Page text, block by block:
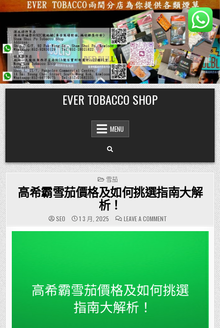
Skip
to
content
EVER TOBACCO SHOP
MENU
POSTED
IN
雪茄
高希霸雪茄價格及如何挑選指南大解
析！
SEO 1 3 月, 2025 LEAVE A COMMENTON
高
希
挑
選
指